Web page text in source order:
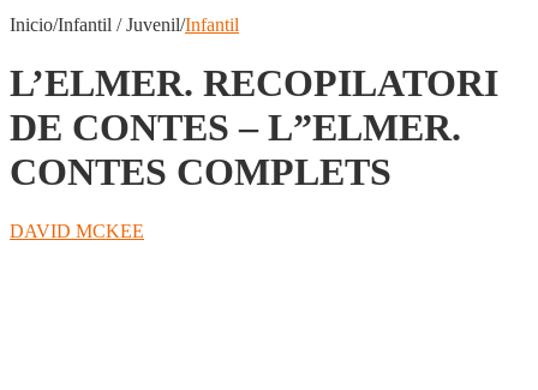
Inicio/Infantil / Juvenil/Infantil
L’ELMER. RECOPILATORI
DE CONTES – L”ELMER.
CONTES COMPLETS
DAVID MCKEE